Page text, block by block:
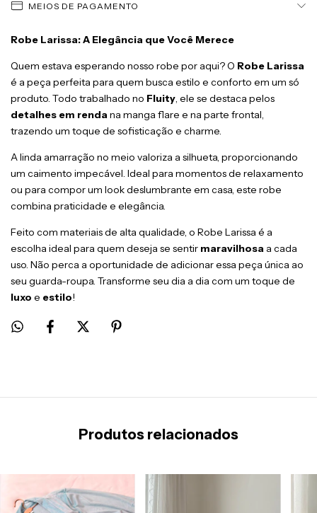
MEIOS DE PAGAMENTO
Robe Larissa: A Elegância que Você Merece
Quem estava esperando nosso robe por aqui? O Robe Larissa
é a peça perfeita para quem busca estilo e conforto em um só
produto. Todo trabalhado no Fluity, ele se destaca pelos
detalhes em rendana manga flare e na parte frontal,
trazendo um toque de sofisticação e charme.
A linda amarração no meio valoriza a silhueta, proporcionando
um caimento impecável. Ideal para momentos de relaxamento
ou para compor um look deslumbrante em casa, este robe
combina praticidade e elegância.
Feito com materiais de alta qualidade, o Robe Larissa é a
escolha ideal para quem deseja se sentir maravilhosa a cada
uso. Não perca a oportunidade de adicionar essa peça única ao
seu guarda-roupa. Transforme seu dia a dia com um toque de
luxo e estilo!
Produtos relacionados